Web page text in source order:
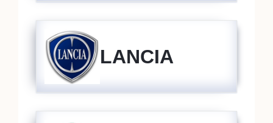
LANCIA